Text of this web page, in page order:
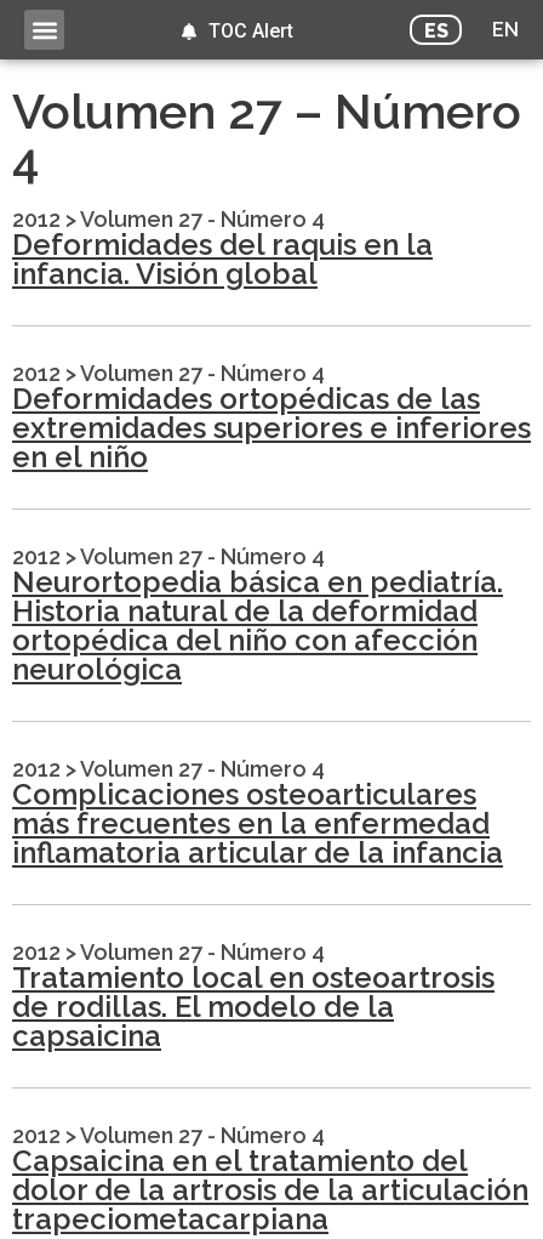
ES EN
TOC Alert
Volumen 27 – Número
4
2012 >Volumen 27 - Número 4
Deformidades del raquis en la
infancia. Visión global
2012 >Volumen 27 - Número 4
Deformidades ortopédicas de las
extremidades superiores e inferiores
en el niño
2012 >Volumen 27 - Número 4
Neurortopedia básica en pediatría.
Historia natural de la deformidad
ortopédica del niño con afección
neurológica
2012 >Volumen 27 - Número 4
Complicaciones osteoarticulares
más frecuentes en la enfermedad
inflamatoria articular de la infancia
2012 >Volumen 27 - Número 4
Tratamiento local en osteoartrosis
de rodillas. El modelo de la
capsaicina
2012 >Volumen 27 - Número 4
Capsaicina en el tratamiento del
dolor de la artrosis de la articulación
trapeciometacarpiana